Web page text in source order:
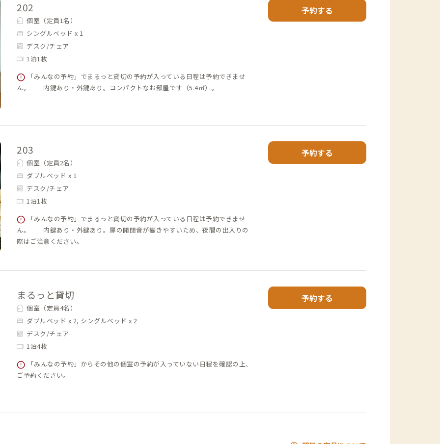
202
個室（定員1名）
シングルベッド x 1
デスク/チェア
1泊1枚
「みんなの予約」でまるっと貸切の予約が入っている日程は予約できませ
ん。 内鍵あり・外鍵あり。コンパクトなお部屋です（5.4㎡）。
予約する
203
個室（定員2名）
ダブルベッド x 1
デスク/チェア
1泊1枚
「みんなの予約」でまるっと貸切の予約が入っている日程は予約できませ
ん。 内鍵あり・外鍵あり。扉の開閉音が響きやすいため、夜間の出入りの
際はご注意ください。
予約する
まるっと貸切
個室（定員4名）
ダブルベッド x 2, シングルベッド x 2
デスク/チェア
1泊4枚
「みんなの予約」からその他の個室の予約が入っていない日程を確認の上、
ご予約ください。
予約する